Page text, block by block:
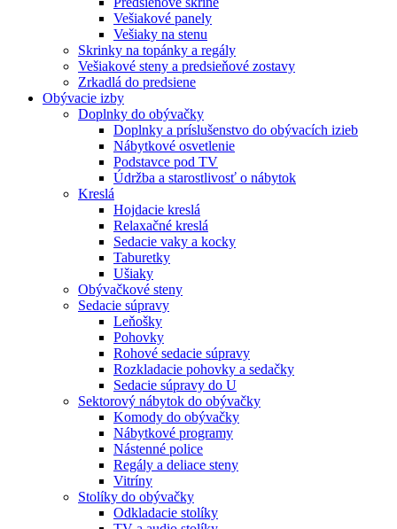
Vešiakové panely
Vešiaky na stenu
Skrinky na topánky a regály
Vešiakové steny a predsieňové zostavy
Zrkadlá do predsiene
Obývacie izby
Doplnky do obývačky
Doplnky a príslušenstvo do obývacích izieb
Nábytkové osvetlenie
Podstavce pod TV
Údržba a starostlivosť o nábytok
Kreslá
Hojdacie kreslá
Relaxačné kreslá
Sedacie vaky a kocky
Taburetky
Ušiaky
Obývačkové steny
Sedacie súpravy
Leňošky
Pohovky
Rohové sedacie súpravy
Rozkladacie pohovky a sedačky
Sedacie súpravy do U
Sektorový nábytok do obývačky
Komody do obývačky
Nábytkové programy
Nástenné police
Regály a deliace steny
Vitríny
Stolíky do obývačky
Odkladacie stolíky